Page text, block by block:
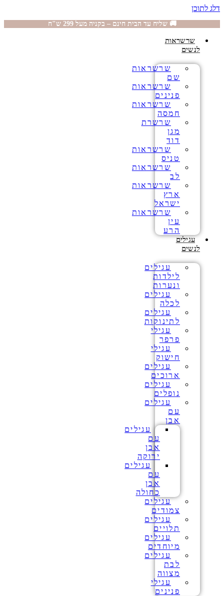
דלג לתוכן
🚚 שליח עד הבית חינם – בקניה מעל 299 ש"ח
שרשראות
לנשים
שרשראות
שם
שרשראות
פנינים
שרשראות
חמסה
שרשרת
מגן
דוד
שרשראות
טניס
שרשראות
לב
שרשראות
ארץ
ישראל
שרשראות
עין
הרע
עגילים
לנשים
עגילים
לילדות
ונערות
עגילים
לכלה
עגילים
לתינוקות
עגילי
פרפר
עגילי
חישוק
עגילים
ארוכים
עגילים
נופלים
עגילים
עם
אבן
עגילים
עם
אבן
ירוקה
עגילים
עם
אבן
כחולה
עגילים
צמודים
עגילים
תלויים
עגילים
מיוחדים
עגילים
לבת
מצווה
עגילי
פנינים